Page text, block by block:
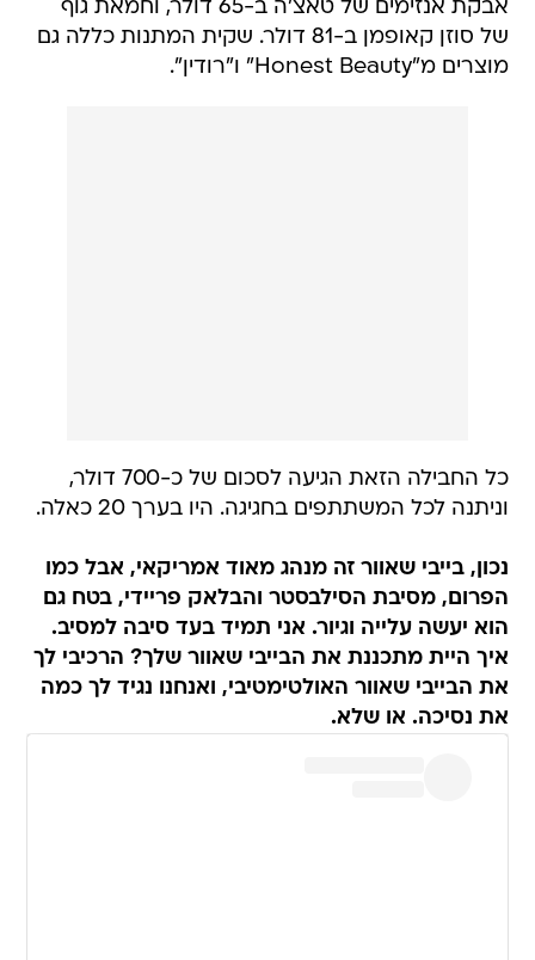
אבקת אנזימים של טאצ'ה ב-65 דולר, וחמאת גוף
של סוזן קאופמן ב-81 דולר. שקית המתנות כללה גם
מוצרים מ"Honest Beauty" ו"רודין".
כל החבילה הזאת הגיעה לסכום של כ-700 דולר,
וניתנה לכל המשתתפים בחגיגה. היו בערך 20 כאלה.
נכון, בייבי שאוור זה מנהג מאוד אמריקאי, אבל כמו
הפרום, מסיבת הסילבסטר והבלאק פריידי, בטח גם
הוא יעשה עלייה וגיור. אני תמיד בעד סיבה למסיב.
איך היית מתכננת את הבייבי שאוור שלך? הרכיבי לך
את הבייבי שאוור האולטימטיבי, ואנחנו נגיד לך כמה
את נסיכה. או שלא.